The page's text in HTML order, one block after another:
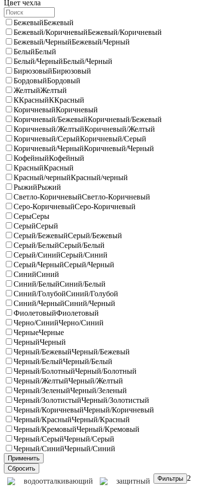
Цвет чехла
БежевыйБежевый
Бежевый/КоричневыйБежевый/Коричневый
Бежевый/ЧерныйБежевый/Черный
БелыйБелый
Белый/ЧерныйБелый/Черный
БирюзовыйБирюзовый
БордовыйБордовый
ЖелтыйЖелтый
ККрасныйККрасный
КоричневыйКоричневый
Коричневый/БежевыйКоричневый/Бежевый
Коричневый/ЖелтыйКоричневый/Желтый
Коричневый/СерыйКоричневый/Серый
Коричневый/ЧерныйКоричневый/Черный
КофейныйКофейный
КрасныйКрасный
Красный/черныйКрасный/черный
РыжийРыжий
Светло-КоричневыйСветло-Коричневый
Серо-КоричневыйСеро-Коричневый
СерыСеры
СерыйСерый
Серый/БежевыйСерый/Бежевый
Серый/БелыйСерый/Белый
Серый/СинийСерый/Синий
Серый/ЧерныйСерый/Черный
СинийСиний
Синий/БелыйСиний/Белый
Синий/ГолубойСиний/Голубой
Синий/ЧерныйСиний/Черный
ФиолетовыйФиолетовый
Черно/СинийЧерно/Синий
ЧерныеЧерные
ЧерныйЧерный
Черный/БежевыйЧерный/Бежевый
Черный/БелыйЧерный/Белый
Черный/БолотныйЧерный/Болотный
Черный/ЖелтыйЧерный/Желтый
Черный/ЗеленыйЧерный/Зеленый
Черный/ЗолотистыйЧерный/Золотистый
Черный/КоричневыйЧерный/Коричневый
Черный/КрасныйЧерный/Красный
Черный/КремовыйЧерный/Кремовый
Черный/СерыйЧерный/Серый
Черный/СинийЧерный/Синий
водоотталкивающий
защитный
2